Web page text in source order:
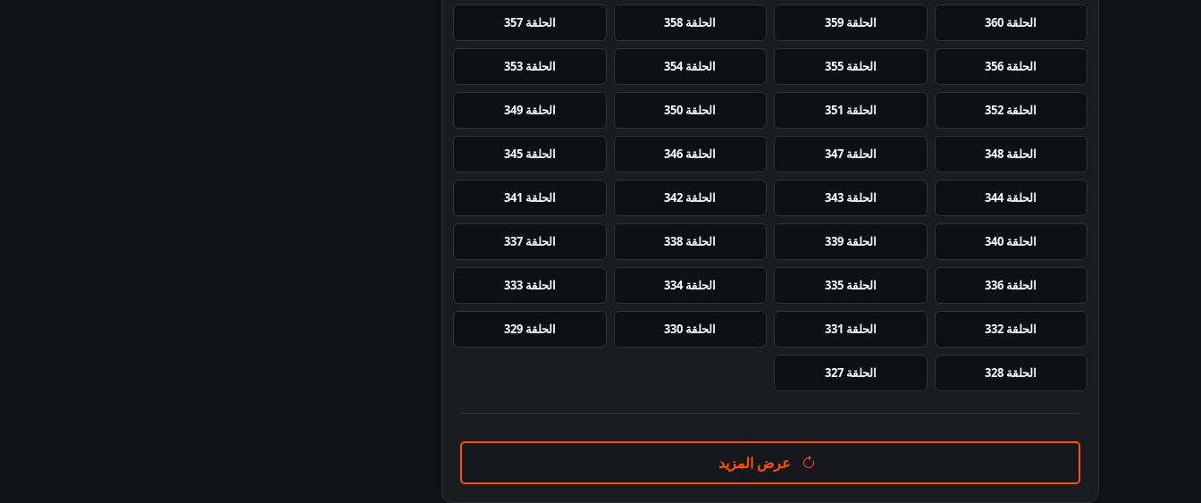
الحلقة 360 الحلقة 359 الحلقة 358 الحلقة 357
الحلقة 356 الحلقة 355 الحلقة 354 الحلقة 353
الحلقة 352 الحلقة 351 الحلقة 350 الحلقة 349
الحلقة 348 الحلقة 347 الحلقة 346 الحلقة 345
الحلقة 344 الحلقة 343 الحلقة 342 الحلقة 341
الحلقة 340 الحلقة 339 الحلقة 338 الحلقة 337
الحلقة 336 الحلقة 335 الحلقة 334 الحلقة 333
الحلقة 332 الحلقة 331 الحلقة 330 الحلقة 329
الحلقة 328 الحلقة 327
عرض المزيد